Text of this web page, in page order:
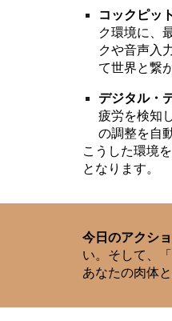
コックピッ
ク環境に、
クや音声入
て世界と繋
デジタル・
疲労を検知
の調整を自
こうした環境
となります。
今日のアクシ
い。そして、
あなたの肉体